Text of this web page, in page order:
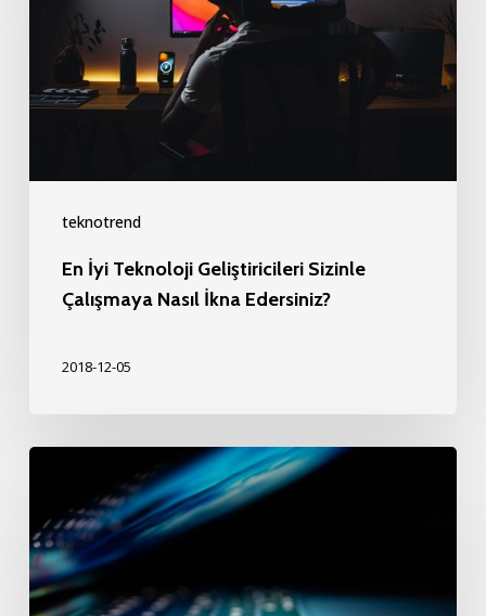
teknotrend
Geliştiricileri
Sizinle
Çalışmaya
Edersiniz?
En İyi Teknoloji Geliştiricileri Sizinle
Çalışmaya Nasıl İkna Edersiniz?
2018-12-05
Dünyasının
Teknoloji
ile
İmtihanı